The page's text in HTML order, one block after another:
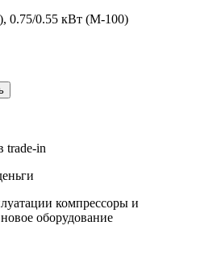
0.75/0.55 кВт (М-100)
trade-in
компрессоры и
оборудование